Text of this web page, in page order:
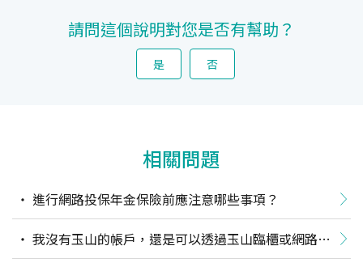
請問這個說明對您是否有幫助？
是 否
相關問題
進行網路投保年金保險前應注意哪些事項？